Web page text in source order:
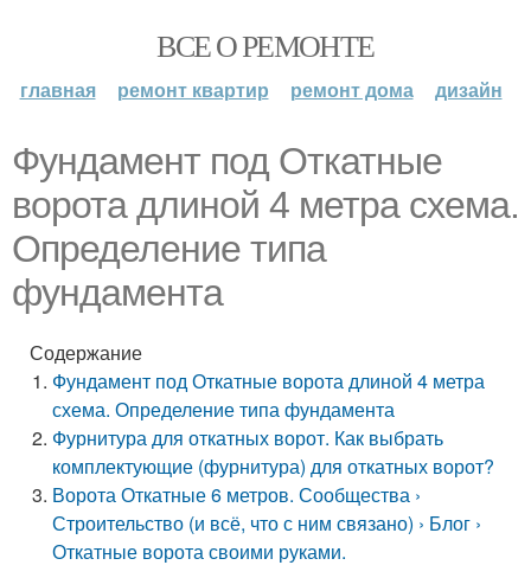
ВСЕ О РЕМОНТЕ
главная ремонт квартир ремонт дома дизайн
Фундамент под Откатные
ворота длиной 4 метра схема.
Определение типа
фундамента
Содержание
Фундамент под Откатные ворота длиной 4 метра
схема. Определение типа фундамента
Фурнитура для откатных ворот. Как выбрать
комплектующие (фурнитура) для откатных ворот?
Ворота Откатные 6 метров. Сообщества ›
Строительство (и всё, что с ним связано) › Блог ›
Откатные ворота своими руками.